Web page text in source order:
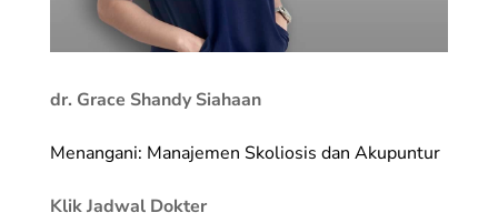
dr. Grace Shandy Siahaan
Menangani: Manajemen Skoliosis dan Akupuntur
Klik Jadwal Dokter